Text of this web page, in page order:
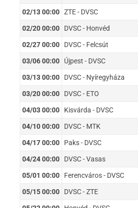
02/13 00:00 ZTE - DVSC
02/20 00:00 DVSC - Honvéd
02/27 00:00 DVSC - Felcsút
03/06 00:00 Újpest - DVSC
03/13 00:00 DVSC - Nyíregyháza
03/20 00:00 DVSC - ETO
04/03 00:00 Kisvárda - DVSC
04/10 00:00 DVSC - MTK
04/17 00:00 Paks - DVSC
04/24 00:00 DVSC - Vasas
05/01 00:00 Ferencváros - DVSC
05/15 00:00 DVSC - ZTE